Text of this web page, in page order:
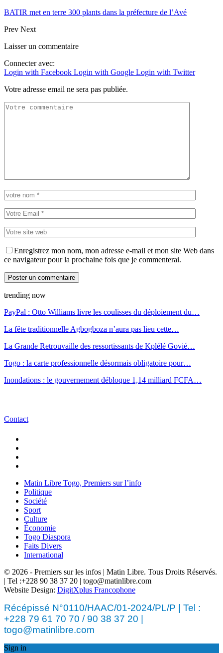
BATIR met en terre 300 plants dans la préfecture de l’Avé
Prev Next
Laisser un commentaire
Connecter avec:
Login with Facebook Login with Google Login with Twitter
Votre adresse email ne sera pas publiée.
Enregistrez mon nom, mon adresse e-mail et mon site Web dans
ce navigateur pour la prochaine fois que je commenterai.
trending now
PayPal : Otto Williams livre les coulisses du déploiement du…
La fête traditionnelle Agbogboza n’aura pas lieu cette…
La Grande Retrouvaille des ressortissants de Kplélé Govié…
Togo : la carte professionnelle désormais obligatoire pour…
Inondations : le gouvernement débloque 1,14 milliard FCFA…
Contact
Matin Libre Togo, Premiers sur l’info
Politique
Société
Sport
Culture
Économie
Togo Diaspora
Faits Divers
International
© 2026 - Premiers sur les infos | Matin Libre. Tous Droits Réservés.
| Tel :+228 90 38 37 20 | togo@matinlibre.com
Website Design: DigitXplus Francophone
Récépissé N°0110/HAAC/01-2024/PL/P | Tel :
+228 79 61 70 70 / 90 38 37 20 |
togo@matinlibre.com
Sign in